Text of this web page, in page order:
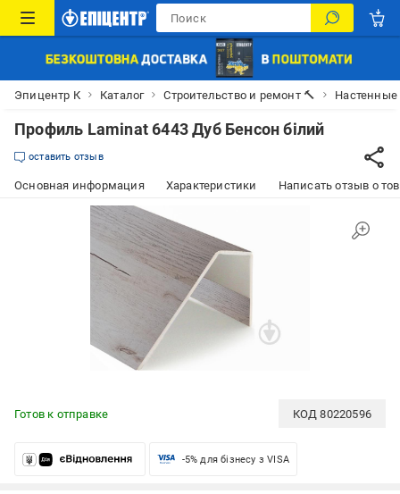
Эпицентр К Каталог Строительство и ремонт 🔨
Профиль Laminat 6443 Дуб Бенсон білий
оставить отзыв
Основная информация Характеристики Написать отзыв о
Готов к отправке КОД80220596
-5% для бізнесу з VISA